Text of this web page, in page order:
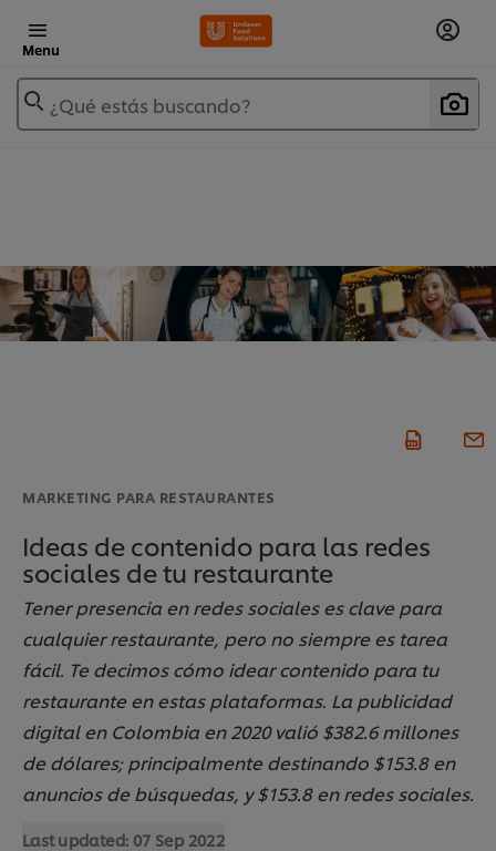
Menu
¿Qué estás buscando?
MARKETING PARA RESTAURANTES
Ideas de contenido para las redes
sociales de tu restaurante
Tener presencia en redes sociales es clave para
cualquier restaurante, pero no siempre es tarea
fácil. Te decimos cómo idear contenido para tu
restaurante en estas plataformas. La publicidad
digital en Colombia en 2020 valió $382.6 millones
de dólares; principalmente destinando $153.8 en
anuncios de búsquedas, y $153.8 en redes sociales.
Last updated: 07 Sep 2022